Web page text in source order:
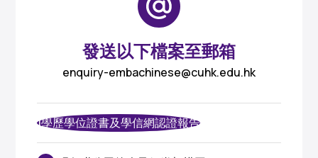
發送以下檔案至郵箱
enquiry-embachinese@cuhk.edu.hk
1學歷學位證書及學信網認證報告